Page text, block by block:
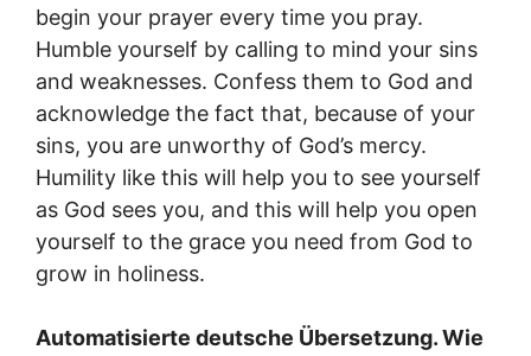
begin your prayer every time you pray.
Humble yourself by calling to mind your sins
and weaknesses. Confess them to God and
acknowledge the fact that, because of your
sins, you are unworthy of God’s mercy.
Humility like this will help you to see yourself
as God sees you, and this will help you open
yourself to the grace you need from God to
grow in holiness.
Automatisierte deutsche Übersetzung. Wie